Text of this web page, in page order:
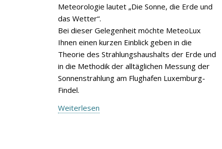
Meteorologie lautet „Die Sonne, die Erde und
das Wetter“.
Bei dieser Gelegenheit möchte MeteoLux
Ihnen einen kurzen Einblick geben in die
Theorie des Strahlungshaushalts der Erde und
in die Methodik der alltäglichen Messung der
Sonnenstrahlung am Flughafen Luxemburg-
Findel.
Weiterlesen